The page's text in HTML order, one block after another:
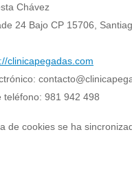
Chávez
24 Bajo CP 15706,
clinicapegadas.com
contacto@
teléfono: 981 942 498
de cookies se ha